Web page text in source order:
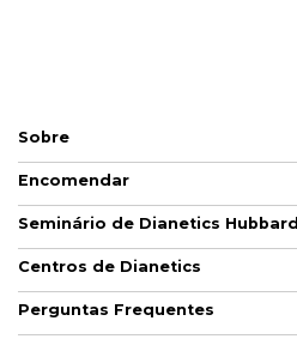
Sobre
Encomendar
Seminário de Dianetics Hubbard
Centros de Dianetics
Perguntas Frequentes